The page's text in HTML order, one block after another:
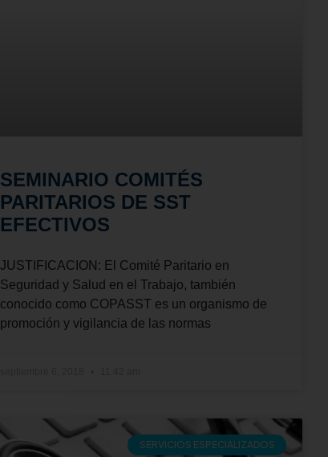
SEMINARIO COMITÉS
PARITARIOS DE SST
EFECTIVOS
JUSTIFICACION: El Comité Paritario en
Seguridad y Salud en el Trabajo, también
conocido como COPASST es un organismo de
promoción y vigilancia de las normas
SERVICIOS ESPECIALIZADOS